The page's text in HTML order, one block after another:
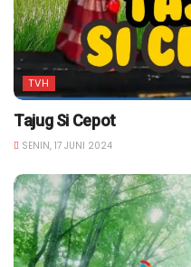
TVH
Tajug Si Cepot
SENIN, 17 JUNI 2024